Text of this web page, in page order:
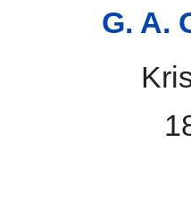
G. A.